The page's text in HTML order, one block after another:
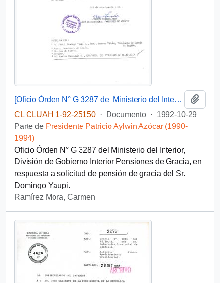
[Oficio Órden N° G 3287 del Ministerio del Interior, División de Gobierno Interior Pensiones de Gracia]
CL CLUAH 1-92-25150 · Documento · 1992-10-29
Parte de Presidente Patricio Aylwin Azócar (1990-
1994)
Oficio Órden N° G 3287 del Ministerio del Interior,
División de Gobierno Interior Pensiones de Gracia, en
respuesta a solicitud de pensión de gracia del Sr.
Domingo Yaupi.
Ramírez Mora, Carmen